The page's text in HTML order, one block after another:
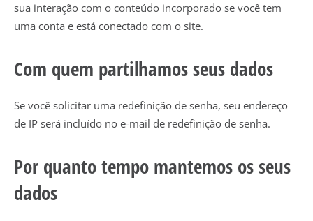
sua interação com o conteúdo incorporado se você tem
uma conta e está conectado com o site.
Com quem partilhamos seus dados
Se você solicitar uma redefinição de senha, seu endereço
de IP será incluído no e-mail de redefinição de senha.
Por quanto tempo mantemos os seus
dados